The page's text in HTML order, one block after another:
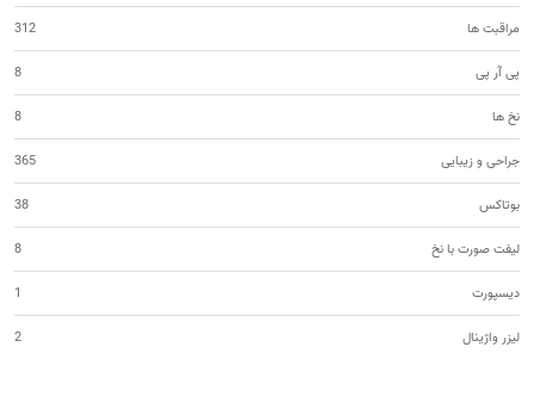
مراقبت ها 312
پی آر پی 8
نخ ها 8
جراحی و زیبایی 365
بوتاکس 38
لیفت صورت با نخ 8
دیسپورت 1
لیزر واژینال 2